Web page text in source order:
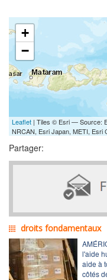
+
−
Leaflet | Tiles © Esri — Source:
NRCAN, Esri Japan, METI, Esri
Partager:
droits fondamentaux
l'aide
aide à
côtés